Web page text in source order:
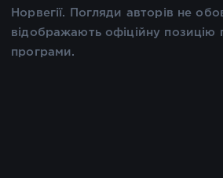
Норвегії. Погляди авторів не
відображають офіційну позицію
програми.